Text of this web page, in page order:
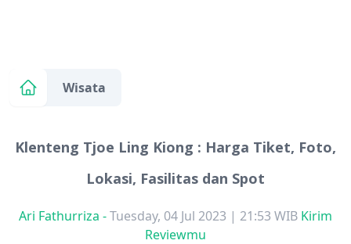
Wisata
Klenteng Tjoe Ling Kiong : Harga Tiket, Foto,
Lokasi, Fasilitas dan Spot
Ari Fathurriza -Tuesday, 04 Jul 2023 | 21:53 WIB Kirim
Reviewmu